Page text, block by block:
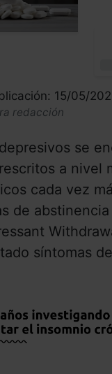
15/05/
redacción
se
a nivel
cada vez
de
síntomas